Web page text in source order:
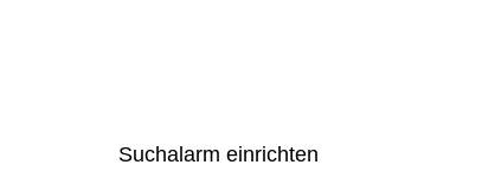
Suchalarm einrichten